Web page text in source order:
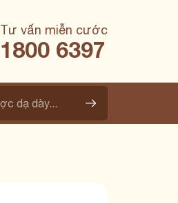
Tư vấn miễn cước
1800 6397